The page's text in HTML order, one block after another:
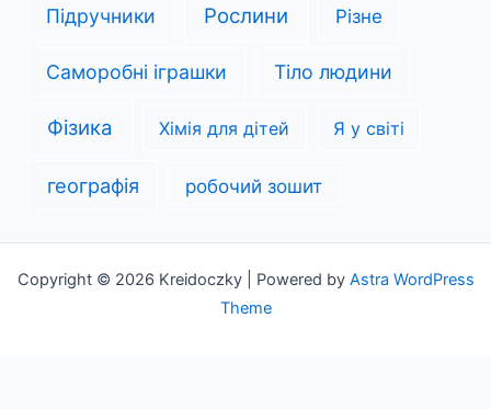
Підручники Рослини Різне
Саморобні іграшки Тіло людини
Фізика Хімія для дітей Я у світі
географія робочий зошит
Copyright © 2026 Kreidoczky | Powered by Astra WordPress
Theme